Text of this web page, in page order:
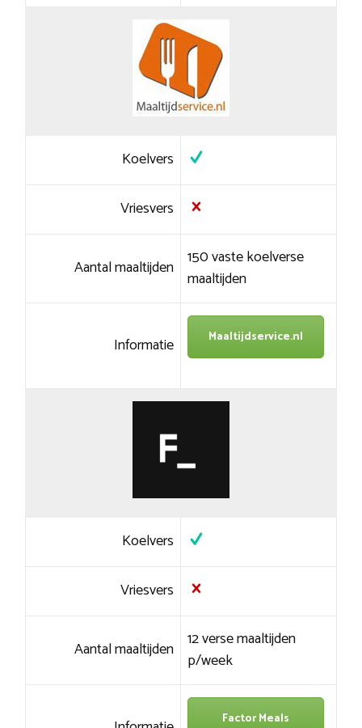
Koelvers
Vriesvers
Aantal maaltijden 150 vaste koelverse
maaltijden
Informatie Maaltijdservice.nl
Koelvers
Vriesvers
Aantal maaltijden 12 verse maaltijden
p/week
Factor Meals